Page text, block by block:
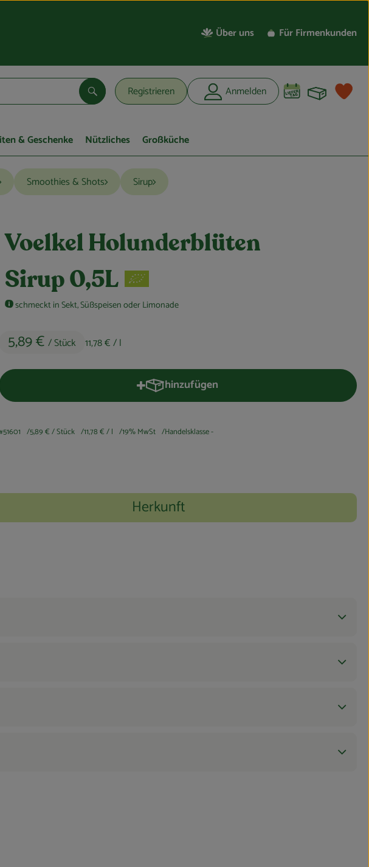
Über uns Für Firmenkunden
Registrieren Anmelden
Suchen
& Geschenke Nützliches Großküche
Smoothies & Shots Sirup
Voelkel Holunderblüten
Sirup 0,5L
schmeckt in Sekt, Süßspeisen oder Limonade
5,89 € / Stück 11,78 €/ l
zu Favouriten hinzufügen
hinzufügen
Produkt zum Warenkorb hinzufügen
5,89 €/ Stück 11,78 €/ l 19% MwSt Handelsklasse -
Herkunft